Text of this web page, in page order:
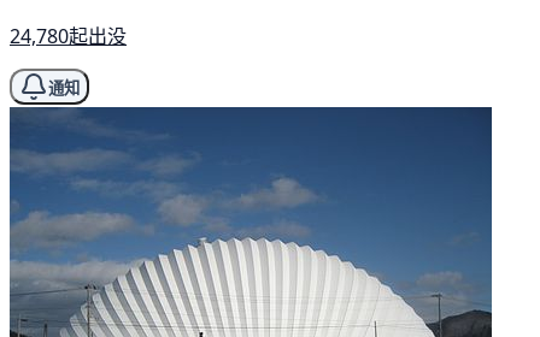
24,780起出没
通知